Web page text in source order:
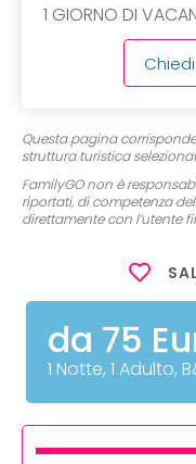
1 GIORNO DI
Questa pagina
struttura turistica
FamilyGO non è
riportati, di competenza
direttamente con l’utente
da 75
1 Notte, 1 Adulto,